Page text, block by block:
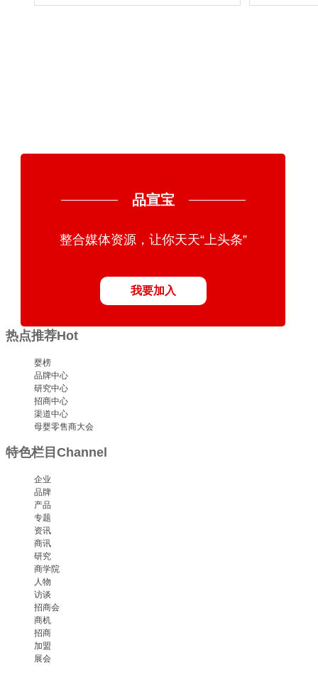
品宣宝
整合媒体资源，让你天天“上头条”
我要加入
热点推荐Hot
婴榜
品牌中心
研究中心
招商中心
渠道中心
母婴零售商大会
特色栏目 Channel
企业
品牌
产品
专题
资讯
商讯
研究
商学院
人物
访谈
招商会
商机
招商
加盟
展会